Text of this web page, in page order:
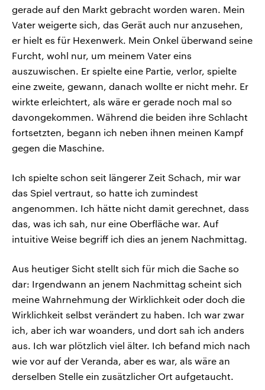
gerade auf den Markt gebracht worden waren. Mein
Vater weigerte sich, das Gerät auch nur anzusehen,
er hielt es für Hexenwerk. Mein Onkel überwand seine
Furcht, wohl nur, um meinem Vater eins
auszuwischen. Er spielte eine Partie, verlor, spielte
eine zweite, gewann, danach wollte er nicht mehr. Er
wirkte erleichtert, als wäre er gerade noch mal so
davongekommen. Während die beiden ihre Schlacht
fortsetzten, begann ich neben ihnen meinen Kampf
gegen die Maschine.
Ich spielte schon seit längerer Zeit Schach, mir war
das Spiel vertraut, so hatte ich zumindest
angenommen. Ich hätte nicht damit gerechnet, dass
das, was ich sah, nur eine Oberfläche war. Auf
intuitive Weise begriff ich dies an jenem Nachmittag.
Aus heutiger Sicht stellt sich für mich die Sache so
dar: Irgendwann an jenem Nachmittag scheint sich
meine Wahrnehmung der Wirklichkeit oder doch die
Wirklichkeit selbst verändert zu haben. Ich war zwar
ich, aber ich war woanders, und dort sah ich anders
aus. Ich war plötzlich viel älter. Ich befand mich nach
wie vor auf der Veranda, aber es war, als wäre an
derselben Stelle ein zusätzlicher Ort aufgetaucht.